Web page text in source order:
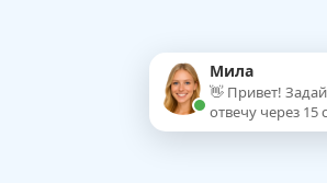
Мила
👋 Привет!
отвечу через 15